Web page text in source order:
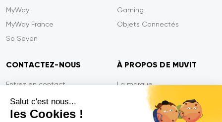
Salut c'est nous...
les Cookies !
MyWay
MyWay France
So Seven
Gaming
Objets Connectés
CONTACTEZ-NOUS
Entrez en contact
Paiement sécurisé
Efficacité du service
À PROPOS DE MUVIT
La marque
Confidentialité